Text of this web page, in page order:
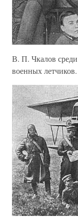
В. П. Чкалов
военных